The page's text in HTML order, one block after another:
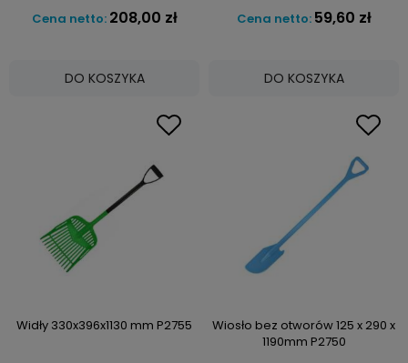
Cena netto: 208,00 zł
DO KOSZYKA
Cena netto: 59,60 zł
DO KOSZYKA
Widły 330x396x1130 mm P2755
Wiosło bez otworów 125 x 290 x
1190mm P2750